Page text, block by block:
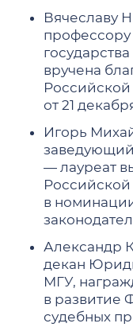
Вячеславу
вручена
от 21
Игорь
— лауреат
в
Александр
декан
МГУ,
в развитие
судебных